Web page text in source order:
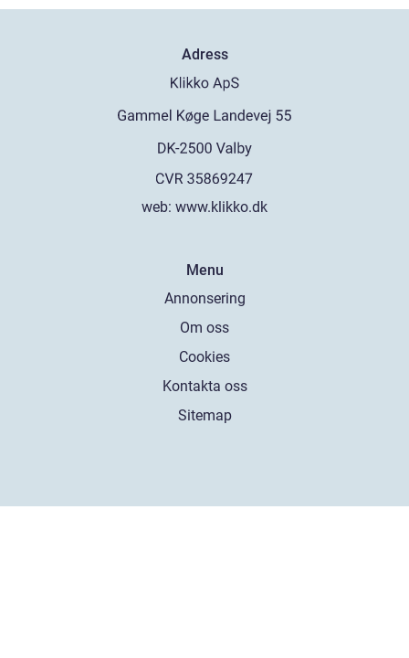
Adress
web: www.klikko.dk
Menu
Annonsering
Om oss
Cookies
Kontakta oss
Sitemap